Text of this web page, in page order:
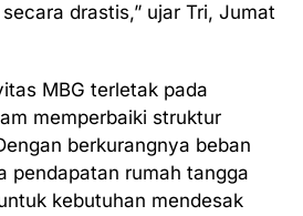
drastis,” ujar Tri, Jumat
MBG terletak pada
memperbaiki struktur
berkurangnya beban
pendapatan rumah tangga
kebutuhan mendesak